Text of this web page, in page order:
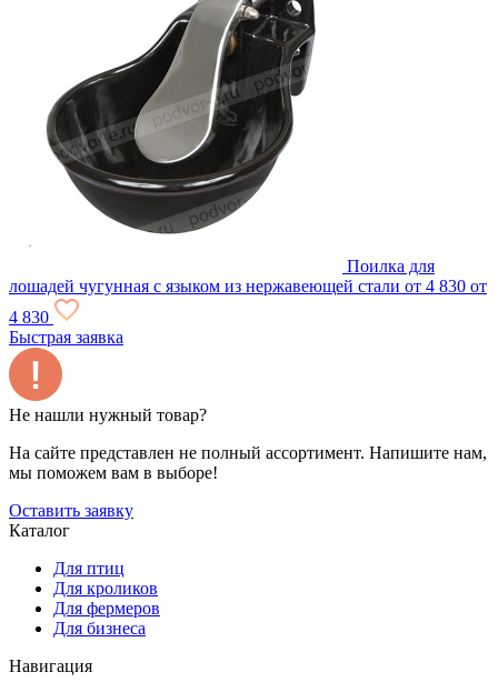
Поилка для
лошадей чугунная с языком из нержавеющей стали от 4 830 от
4 830
Быстрая заявка
Не нашли нужный товар?
На сайте представлен не полный ассортимент. Напишите нам,
мы поможем вам в выборе!
Оставить заявку
Каталог
Для птиц
Для кроликов
Для фермеров
Для бизнеса
Навигация